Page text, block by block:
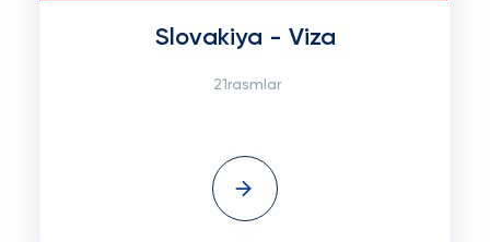
Slovakiya - Viza
21rasmlar